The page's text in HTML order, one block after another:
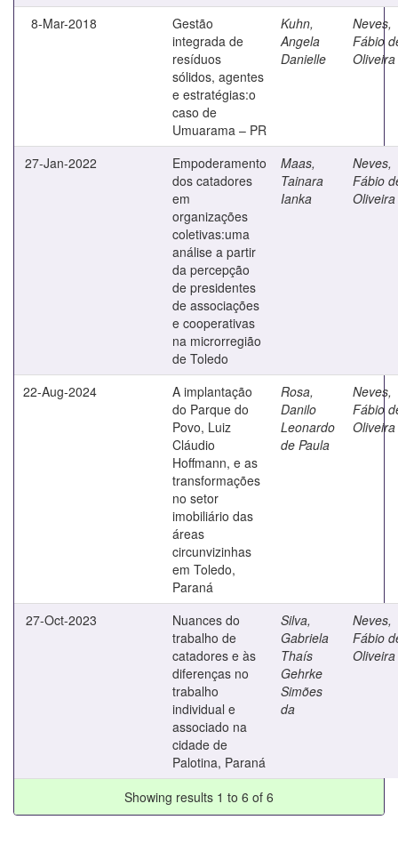
8-Mar-2018
Gestão
integrada de
resíduos
sólidos, agentes
e estratégias:o
caso de
Umuarama – PR
Kuhn,
Angela
Danielle
Neves,
Fábio
Oliveira
27-Jan-2022
Empoderamento
dos catadores
em
organizações
coletivas:uma
análise a partir
da percepção
de presidentes
de associações
e cooperativas
na microrregião
de Toledo
Maas,
Tainara
Ianka
Neves,
Fábio
Oliveira
22-Aug-2024
A implantação
do Parque do
Povo, Luiz
Cláudio
Hoffmann, e as
transformações
no setor
imobiliário das
áreas
circunvizinhas
em Toledo,
Paraná
Rosa,
Danilo
Leonardo
de Paula
Neves,
Fábio
Oliveira
27-Oct-2023
Nuances do
trabalho de
catadores e às
diferenças no
trabalho
individual e
associado na
cidade de
Palotina, Paraná
Silva,
Gabriela
Thaís
Gehrke
Simões
da
Neves,
Fábio
Oliveira
Showing results 1 to 6 of 6